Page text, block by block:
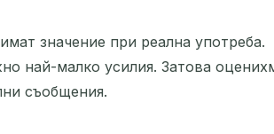
значение при реална употреба.
най-малко усилия. Затова
съобщения.